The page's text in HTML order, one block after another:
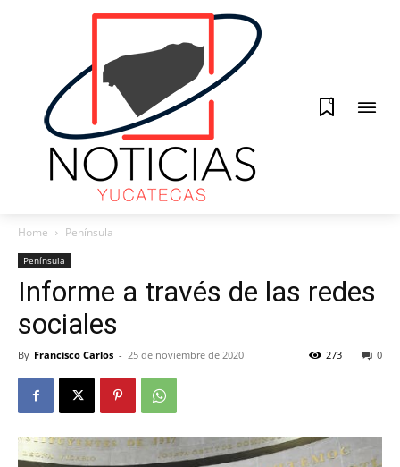
0
Home Península
Península
Informe a través de las redes
sociales
By Francisco Carlos - 25 de noviembre de 2020 0
273